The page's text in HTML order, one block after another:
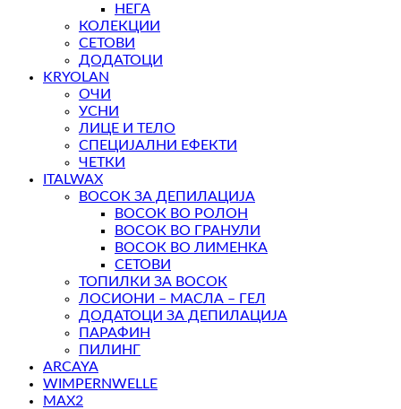
НЕГА
КОЛЕКЦИИ
СЕТОВИ
ДОДАТОЦИ
KRYOLAN
ОЧИ
УСНИ
ЛИЦЕ И ТЕЛО
СПЕЦИЈАЛНИ ЕФЕКТИ
ЧЕТКИ
ITALWAX
ВОСОК ЗА ДЕПИЛАЦИЈА
ВОСОК ВО РОЛОН
ВОСОК ВО ГРАНУЛИ
ВОСОК ВО ЛИМЕНКА
СЕТОВИ
ТОПИЛКИ ЗА ВОСОК
ЛОСИОНИ – МАСЛА – ГЕЛ
ДОДАТОЦИ ЗА ДЕПИЛАЦИЈА
ПАРАФИН
ПИЛИНГ
ARCAYA
WIMPERNWELLE
MAX2